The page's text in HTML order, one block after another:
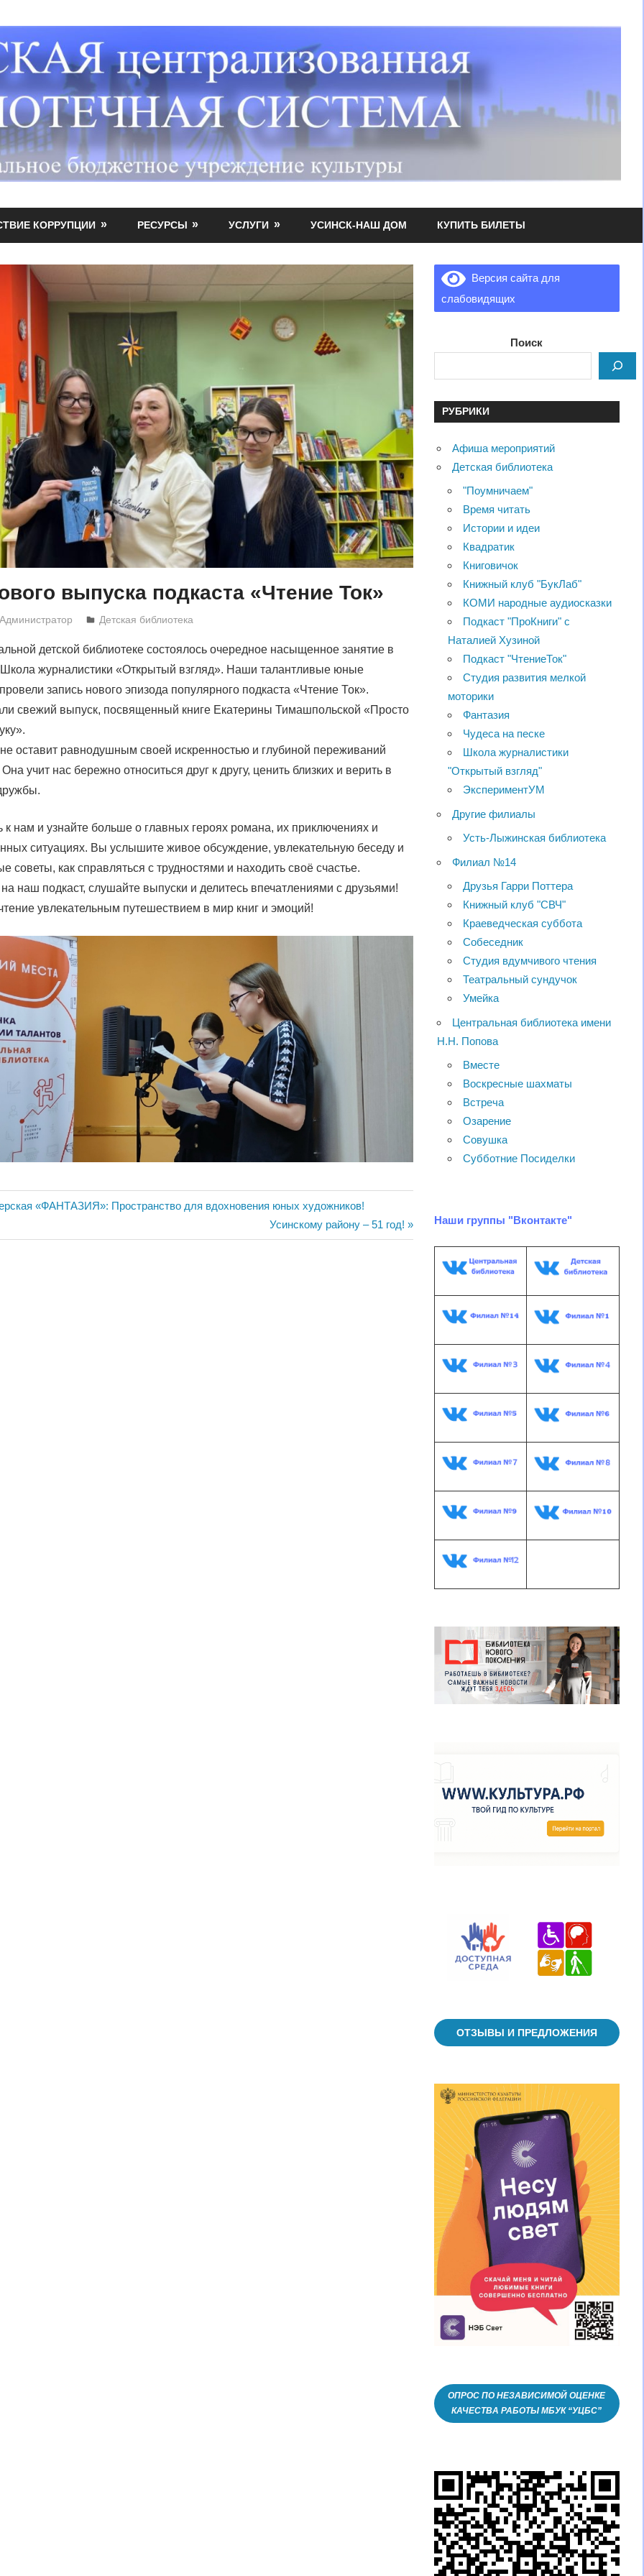
КОРРУПЦИИ РЕСУРСЫ УСЛУГИ УСИНСК-НАШ ДОМ КУПИТЬ БИЛЕТЫ
выпуска подкаста «Чтение Ток»
Администратор Детская библиотека
детской библиотеке состоялось очередное насыщенное занятие в
журналистики «Открытый взгляд». Наши талантливые юные
запись нового эпизода популярного подкаста «Чтение Ток».
свежий выпуск, посвященный книге Екатерины Тимашпольской «Просто
не оставит равнодушным своей искренностью и глубиной переживаний
учит нас бережно относиться друг к другу, ценить близких и верить в
к нам и узнайте больше о главных героях романа, их приключениях и
ситуациях. Вы услышите живое обсуждение, увлекательную беседу и
советы, как справляться с трудностями и находить своё счастье.
наш подкаст, слушайте выпуски и делитесь впечатлениями с друзьями!
увлекательным путешествием в мир книг и эмоций!
«ФАНТАЗИЯ»: Пространство для вдохновения юных художников!
Следующая
запись:
Усинскому району – 51 год!
Версия сайта для
слабовидящих
Поиск
РУБРИКИ
Афиша мероприятий
Детская библиотека
"Поумничаем"
Время читать
Истории и идеи
Квадратик
Книговичок
Книжный клуб "БукЛаб"
КОМИ народные аудиосказки
Подкаст "ПроКниги" с
Наталией Хузиной
Подкаст "ЧтениеТок"
Студия развития мелкой
моторики
Фантазия
Чудеса на песке
Школа журналистики
"Открытый взгляд"
ЭкспериментУМ
Другие филиалы
Усть-Лыжинская библиотека
Филиал №14
Друзья Гарри Поттера
Книжный клуб "СВЧ"
Краеведческая суббота
Собеседник
Студия вдумчивого чтения
Театральный сундучок
Умейка
Центральная библиотека имени
Н.Н. Попова
Вместе
Воскресные шахматы
Встреча
Озарение
Совушка
Субботние Посиделки
Наши группы "Вконтакте"
ОТЗЫВЫ И ПРЕДЛОЖЕНИЯ
ОПРОС ПО НЕЗАВИСИМОЙ ОЦЕНКЕ
КАЧЕСТВА РАБОТЫ МБУК “УЦБС”